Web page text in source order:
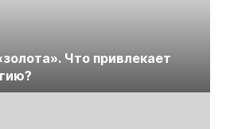
Что привлекает